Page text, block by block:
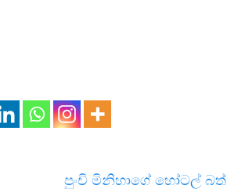
පුංචි මිනිහාගේ හෝටල් බත්